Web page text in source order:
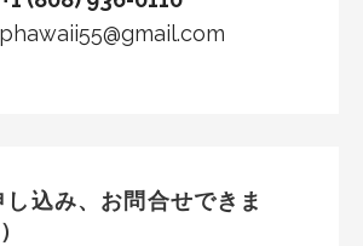
込み、お問合せできま